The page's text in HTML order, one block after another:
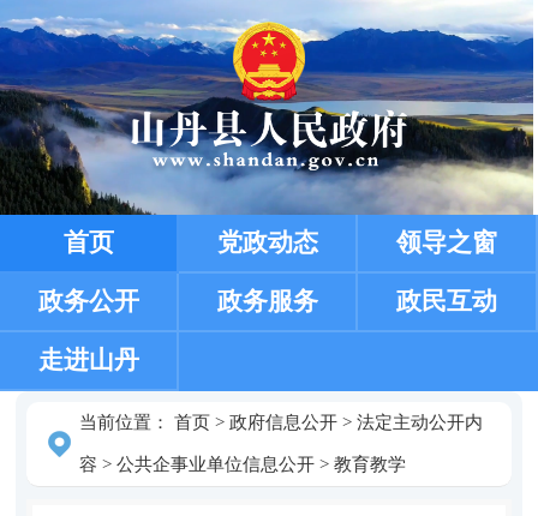
首页 党政动态 领导之窗
政务公开 政务服务 政民互动
走进山丹
当前位置： 首页> 政府信息公开> 法定主动公开内
容 > 公共企事业单位信息公开> 教育教学